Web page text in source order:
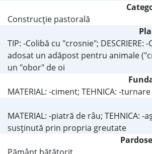
Construcţie pastorală
TIP: -Colibă cu "crosnie"; DESCRIERE:
adosat un adăpost pentru animale
un "obor" de oi
MATERIAL: -ciment; TEHNICA: -turnare
MATERIAL: -piatră de râu; TEHNICA: -
susţinută prin propria greutate